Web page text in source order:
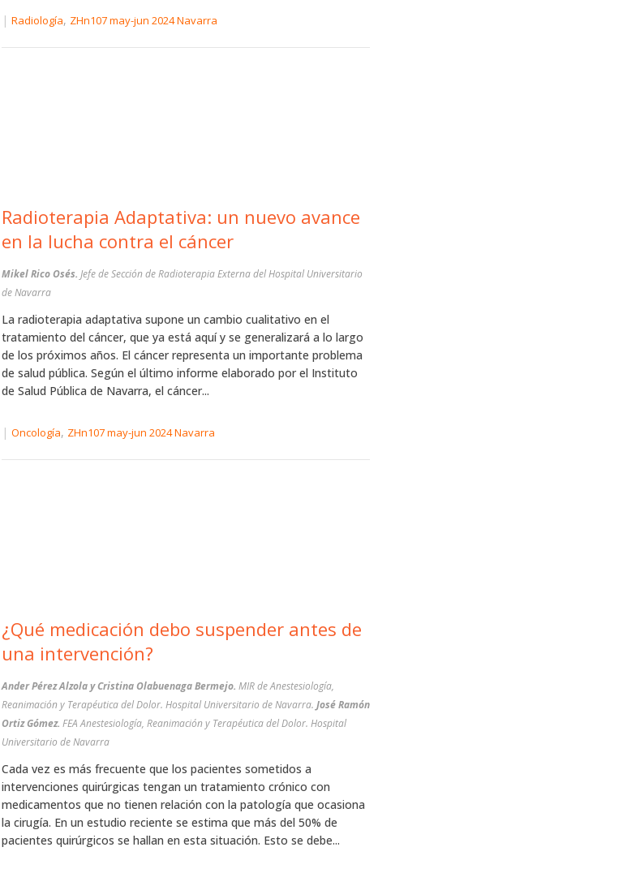
| Radiología, ZHn107 may-jun 2024 Navarra
Radioterapia Adaptativa: un nuevo avance
en la lucha contra el cáncer
Mikel Rico Osés. Jefe de Sección de Radioterapia Externa del Hospital Universitario
de Navarra
La radioterapia adaptativa supone un cambio cualitativo en el
tratamiento del cáncer, que ya está aquí y se generalizará a lo largo
de los próximos años. El cáncer representa un importante problema
de salud pública. Según el último informe elaborado por el Instituto
de Salud Pública de Navarra, el cáncer...
| Oncología, ZHn107 may-jun 2024 Navarra
¿Qué medicación debo suspender antes de
una intervención?
Ander Pérez Alzola y Cristina Olabuenaga Bermejo. MIR de Anestesiología,
Reanimación y Terapéutica del Dolor. Hospital Universitario de Navarra. José Ramón
Ortiz Gómez. FEA Anestesiología, Reanimación y Terapéutica del Dolor. Hospital
Universitario de Navarra
Cada vez es más frecuente que los pacientes sometidos a
intervenciones quirúrgicas tengan un tratamiento crónico con
medicamentos que no tienen relación con la patología que ocasiona
la cirugía. En un estudio reciente se estima que más del 50% de
pacientes quirúrgicos se hallan en esta situación. Esto se debe...